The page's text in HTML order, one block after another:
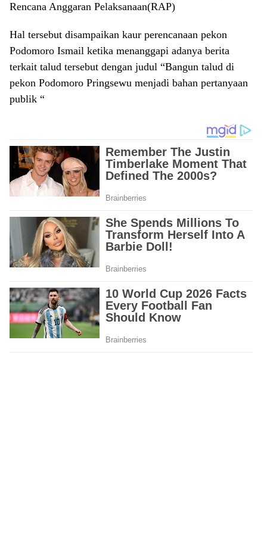
Rencana Anggaran Pelaksanaan(RAP)
Hal tersebut disampaikan kaur perencanaan pekon
Podomoro Ismail ketika menanggapi adanya berita
terkait talud tersebut dengan judul “Bangun talud di
pekon Podomoro Pringsewu menjadi bahan pertanyaan
publik “